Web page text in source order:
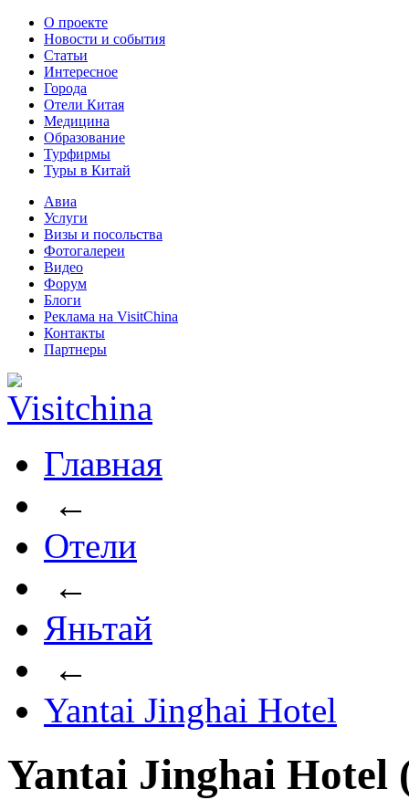
О проекте
Новости и события
Статьи
Интересное
Города
Отели Китая
Медицина
Образование
Турфирмы
Туры в Китай
Авиа
Услуги
Визы и посольства
Фотогалереи
Видео
Форум
Блоги
Реклама на VisitChina
Контакты
Партнеры
Главная
←
Отели
←
Яньтай
←
Yantai Jinghai Hotel
Yantai Jinghai Hotel